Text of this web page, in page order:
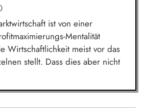
ist von einer
Mentalität
Wirtschaftlichkeit meist vor das
stellt. Dass dies aber nicht